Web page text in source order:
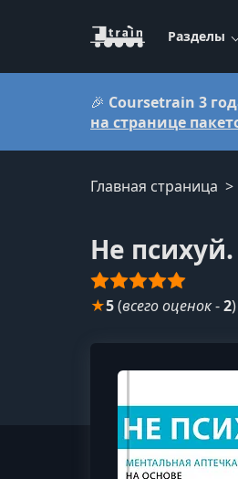
Разделы
🎉 Coursetrain 3
на странице
Главная страница
Не
★5(всего оценок-2)